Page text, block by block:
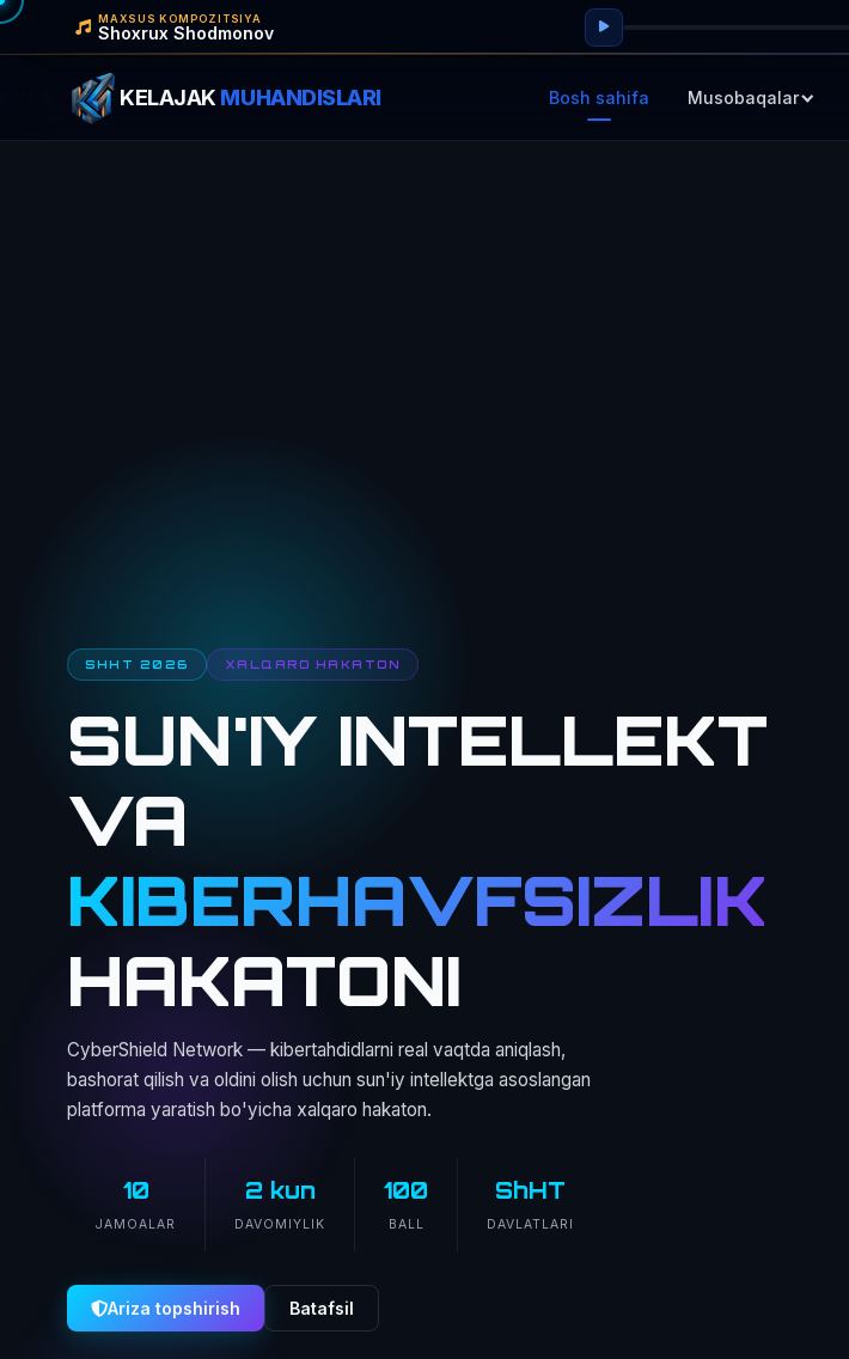
MAXSUS KOMPOZITSIYA
Shoxrux Shodmonov
KELAJAK MUHANDISLARI Bosh sahifa Musobaqalar
SHHT 2026 XALQARO HAKATON
SUN'IY INTELLEKT
VA
KIBERHAVFSIZLIK
HAKATONI
CyberShield Network — kibertahdidlarni real vaqtda aniqlash,
bashorat qilish va oldini olish uchun sun'iy intellektga asoslangan
platforma yaratish bo'yicha xalqaro hakaton.
10
JAMOALAR
2 kun
DAVOMIYLIK
100
BALL
ShHT
DAVLATLARI
Ariza topshirish Batafsil